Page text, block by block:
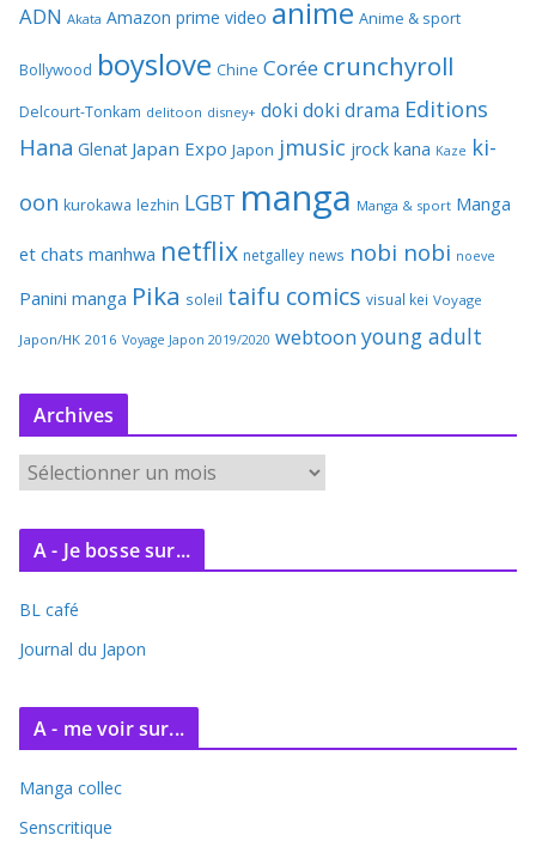
ADN Akata Amazon prime video anime Anime & sport
Bollywood boyslove Chine Corée crunchyroll
Delcourt-Tonkam delitoon disney+ doki doki drama Editions
Hana Glenat Japan Expo Japon jmusic jrock kana Kaze ki-
oon kurokawa lezhin LGBT manga Manga & sport Manga
et chats manhwa netflix netgalley news nobi nobi noeve
Panini manga Pika soleil taifu comics visual kei Voyage
Japon/HK 2016 Voyage Japon 2019/2020 webtoon young adult
Archives
c
v
e
A - Je bosse sur...
BL café
Journal du Japon
A - me voir sur...
Manga collec
Senscritique